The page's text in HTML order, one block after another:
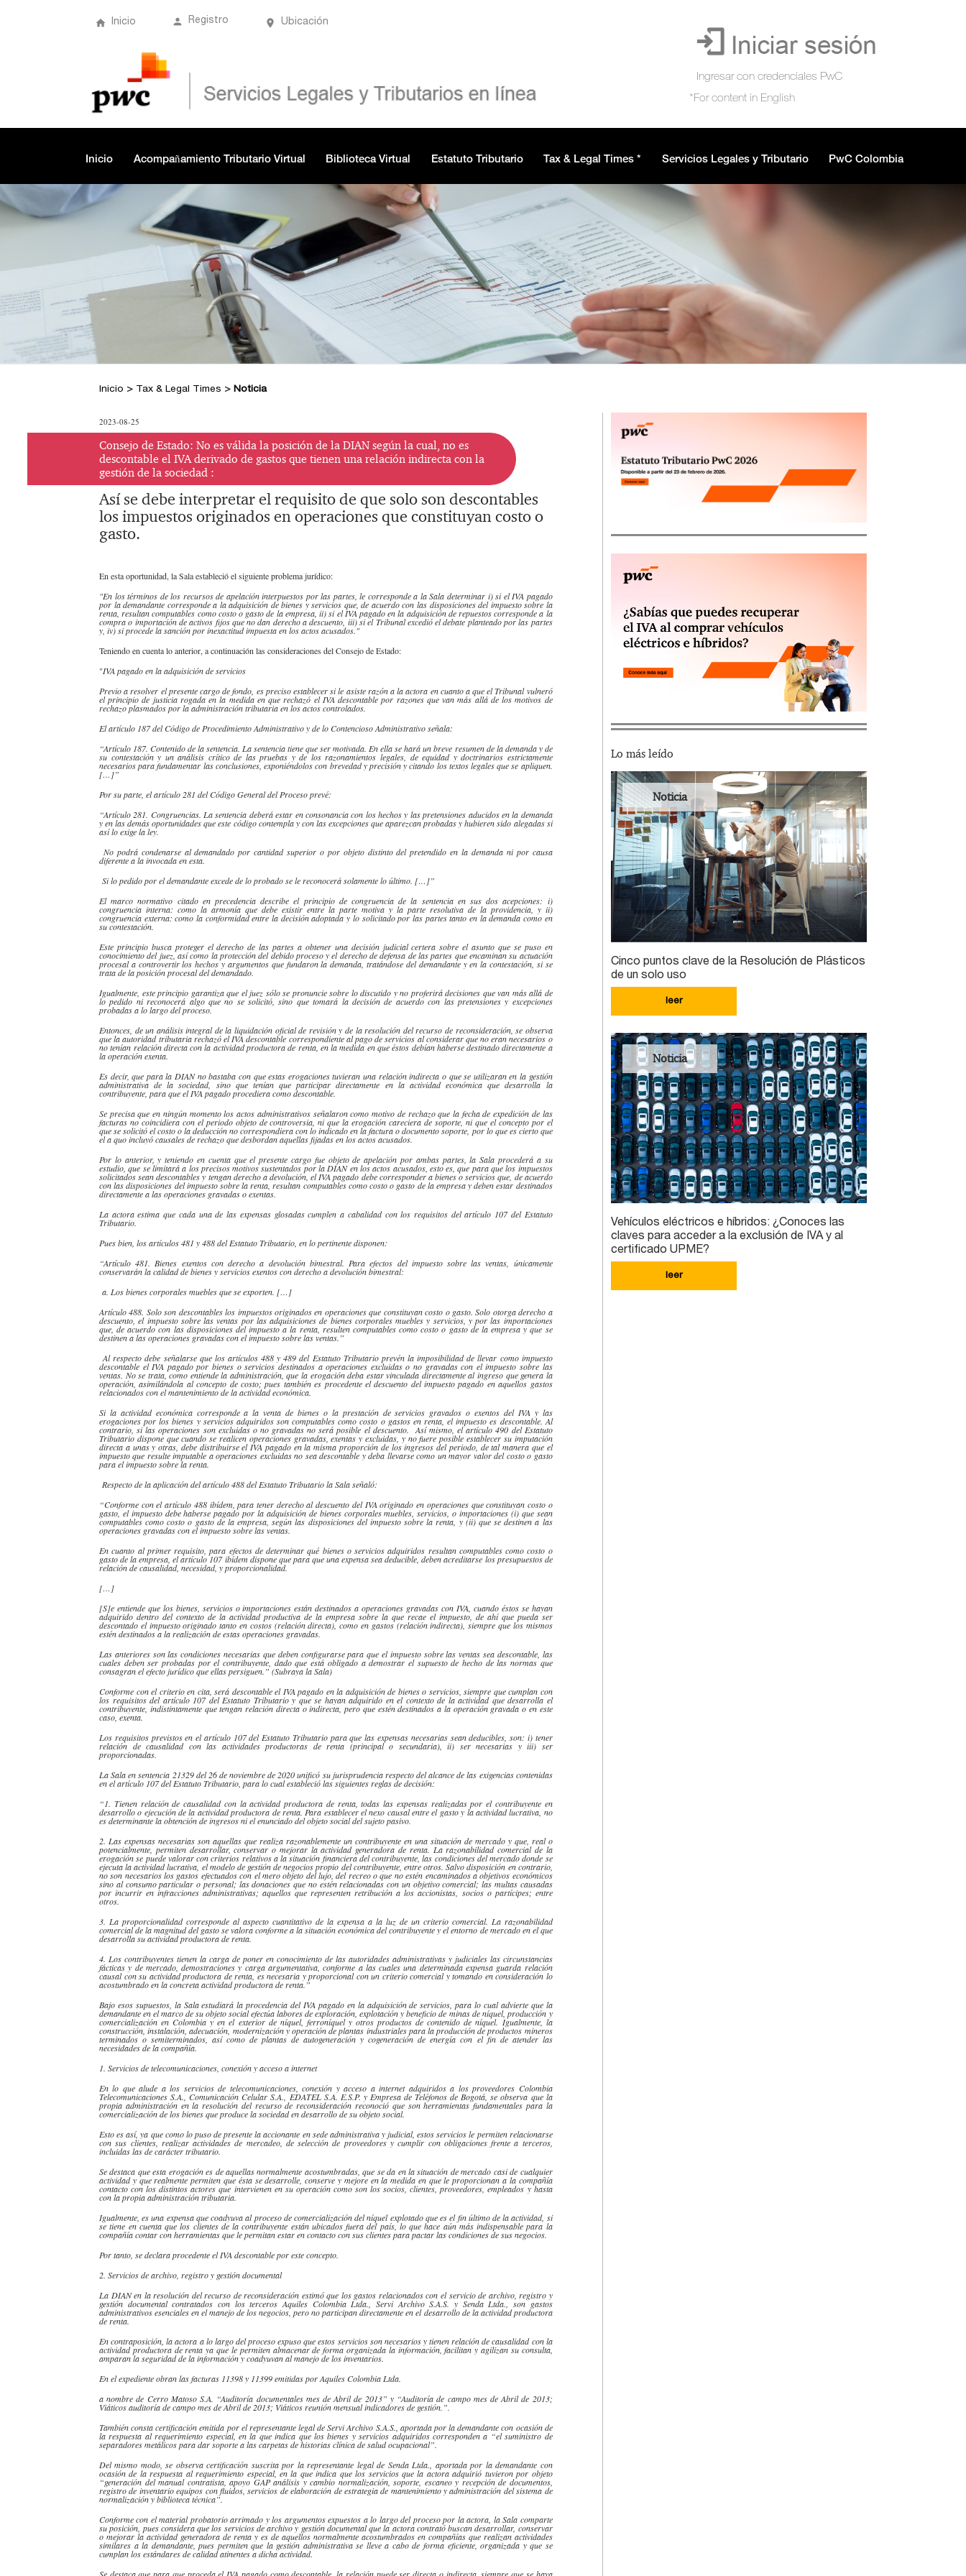
Inicio Registro Ubicación
Inicio Acompañamiento Tributario Virtual Biblioteca Virtual Estatuto Tributario Tax & Legal Times * Servicios Legales y Tributario PwC Colombia
Inicio > Tax & Legal Times > Noticia
2023-08-25
Consejo de Estado: No es válida la posición de la DIAN según la cual, no es
descontable el IVA derivado de gastos que tienen una relación indirecta con la
gestión de la sociedad :
Así se debe interpretar el requisito de que solo son descontables
los impuestos originados en operaciones que constituyan costo o
gasto.
​En esta oportunidad, la Sala estableció el siguiente problema jurídico:
"En los términos de los recursos de apelación interpuestos por las partes, le corresponde a la Sala determinar i) si el IVA pagado
por la demandante corresponde a la adquisición de bienes y servicios que, de acuerdo con las disposiciones del impuesto sobre la
renta, resultan computables como costo o gasto de la empresa, ii) si el IVA pagado en la adquisición de repuestos corresponde a la
compra o importación de activos fijos que no dan derecho a descuento, iii) si el Tribunal excedió el debate planteado por las partes
y, iv) si procede la sanción por inexactitud impuesta en los actos acusados."
Teniendo en cuenta lo anterior, a continuación las consideraciones del Consejo de Estado:
"IVA pagado en la adquisición de servicios
Previo a resolver el presente cargo de fondo, es preciso establecer si le asiste razón a laactora en cuanto a que el Tribunal vulneró
el principio de justicia rogada en la medida en que rechazó el IVAdescontable por razones que van más allá de los motivos de
rechazo plasmados por la administración tributaria en los actos controlados.
El artículo 187 del Código de Procedimiento Administrativo y de lo Contencioso Administrativo señala:
“Artículo 187. Contenido de la sentencia. La sentencia tiene que ser motivada. En ella se hará un breve resumen de la demanda y de
su contestación y un análisis crítico de las pruebas y de los razonamientos legales, de equidad y doctrinarios estrictamente
necesarios para fundamentar las conclusiones, exponiéndolos con brevedad y precisión y citando los textos legales que se apliquen.
[…]”
Por su parte, el artículo 281 del Código General del Proceso prevé:
“Artículo 281. Congruencias. La sentencia deberá estar en consonancia con los hechos y las pretensiones aducidos en la demanda
y en las demás oportunidades que este código contempla y con las excepciones que aparezcan probadas y hubieren sido alegadas si
así lo exige la ley.
No podrá condenarse al demandado por cantidad superior o por objeto distinto del pretendido en la demanda ni por causa
diferente a la invocada en esta.
Si lo pedido por el demandante excede de lo probado se le reconocerá solamente lo último. […]”
El marco normativo citado en precedencia describe el principio de congruencia de la sentencia en sus dos acepciones: i)
congruencia interna: como la armonía que debe existir entre la parte motiva y la parte resolutiva de la providencia, y ii)
congruencia externa: como la conformidad entre la decisión adoptada y lo solicitado por las partes tanto en la demanda como en
su contestación.
Este principio busca proteger el derecho de las partes a obtener una decisión judicial certera sobre el asunto que se puso en
conocimiento del juez, así como la protección del debido proceso y el derecho de defensa de las partes que encaminan su actuación
procesal a controvertir los hechos y argumentos que fundaron la demanda, tratándose del demandante y en la contestación, si se
trata de la posición procesal del demandado.
Igualmente, este principio garantiza que el juez sólo se pronuncie sobre lo discutido y no proferirá decisiones que van más allá de
lo pedido ni reconocerá algo que no se solicitó, sino que tomará la decisión de acuerdo con las pretensiones y excepciones
probadas a lo largo del proceso.
Entonces, de un análisis integral de la liquidación oficial de revisión y de la resolución del recurso de reconsideración, se observa
que la autoridad tributaria rechazó el IVAdescontable correspondiente al pago de servicios al considerar que no eran necesarios o
no tenían relación directa con la actividad productora de renta, en la medida en que éstos debían haberse destinado directamente a
la operación exenta.
Es decir, que para la DIANno bastaba con que estas erogacionestuvieran una relación indirecta o que se utilizaran en la gestión
administrativa de la sociedad, sino que tenían que participar directamente en la actividad económica que desarrolla la
contribuyente, para que el IVA pagado procediera comodescontable.
Se precisa que en ningún momento los actos administrativos señalaron como motivo de rechazo que la fecha de expedición de las
facturas no coincidiera con el periodo objeto de controversia, ni que laerogación careciera de soporte, ni que el concepto por el
que se solicitó el costo o la deducción no correspondiera con lo indicado en la factura o documento soporte, por lo que es cierto que
el a quo incluyó causales de rechazo que desbordan aquellas fijadas en los actos acusados.
Por lo anterior, y teniendo en cuenta que el presente cargo fue objeto de apelación por ambas partes, la Sala procederá a su
estudio, que se limitará a los precisos motivos sustentados por la DIANen los actos acusados, esto es, que para que los impuestos
solicitados seandescontablesy tengan derecho a devolución, el IVA pagado debe corresponder a bienes o servicios que, de acuerdo
con las disposiciones del impuesto sobre la renta, resultan computables como costo o gasto de la empresa y deben estar destinados
directamente a las operaciones gravadas o exentas.
La actoraestima que cada una de las expensas glosadas cumplen a cabalidadcon los requisitos del artículo 107 del Estatuto
Tributario.
Pues bien, los artículos 481 y 488 del Estatuto Tributario, en lo pertinente disponen:
“Artículo 481. Bienes exentos con derecho a devolución bimestral. Para efectos del impuesto sobre las ventas, únicamente
conservarán la calidad de bienes y servicios exentos con derecho a devolución bimestral:
a. Los bienes corporales muebles que se exporten. […]
Artículo 488. Solo son descontableslos impuestos originados en operaciones que constituyan costo o gasto. Solo otorga derecho a
descuento, el impuesto sobre las ventas por las adquisiciones de bienes corporales muebles y servicios, y por las importaciones
que, de acuerdo con las disposiciones del impuesto a la renta, resulten computables como costo o gasto de la empresa y que se
destinen a las operaciones gravadas con el impuesto sobre las ventas.”
Al respecto debe señalarse que los artículos 488 y 489 del Estatuto Tributario prevén la imposibilidad de llevar como impuesto
descontable el IVA pagado por bienes o servicios destinados a operaciones excluidas o no gravadas con el impuesto sobre las
ventas. No se trata, como entiende la administración, que la erogacióndeba estar vinculada directamente al ingreso que genera la
operación, asimilándola al concepto de costo; pues también es procedente el descuento del impuesto pagado en aquellos gastos
relacionados con el mantenimiento de la actividad económica.
Si la actividad económica corresponde a la venta de bienes o la prestación de servicios gravados o exentos del IVA y las
erogaciones por los bienes y servicios adquiridos son computables como costo o gastos en renta, el impuesto es descontable. Al
contrario, si las operaciones son excluidas o no gravadas no será posible el descuento. Así mismo, el artículo 490 del Estatuto
Tributario dispone que cuando se realicen operaciones gravadas, exentas y excluidas, y no fuere posible establecer su imputación
directa a unas y otras, debe distribuirse el IVA pagado en la misma proporción de los ingresos del periodo, de tal manera que el
impuesto que resulte imputable a operaciones excluidas no seadescontable y deba llevarse como un mayor valor del costo o gasto
para el impuesto sobre la renta.
Respecto de la aplicación del artículo 488 del Estatuto Tributario la Sala señaló:
“Conforme con el artículo 488 ibídem, para tener derecho al descuento del IVA originado en operaciones que constituyan costo o
gasto, el impuesto debe haberse pagado por la adquisición de bienes corporales muebles, servicios, o importaciones (i) que sean
computables como costo o gasto de la empresa, según las disposiciones del impuesto sobre la renta, y (ii) que se destinen a las
operaciones gravadas con el impuesto sobre las ventas.
En cuanto al primer requisito, para efectos de determinar qué bienes o servicios adquiridos resultan computables como costo o
gasto de la empresa, el artículo 107ibídemdispone que para que unaexpensasea deducible, deben acreditarse los presupuestos de
relación de causalidad, necesidad, y proporcionalidad.
[…]
[S]e entiende que los bienes, servicios o importaciones están destinados a operaciones gravadas con IVA, cuando éstos se hayan
adquirido dentro del contexto de la actividad productiva de la empresa sobre la que recae el impuesto, de ahí que pueda ser
descontado el impuesto originado tanto en costos (relación directa), como en gastos (relación indirecta), siempre que los mismos
estén destinados a la realización de estas operaciones gravadas.
Las anteriores son las condiciones necesarias que deben configurarse para que el impuesto sobre las ventas sea descontable, las
cuales deben ser probadas por el contribuyente, dado que está obligado a demostrar el supuesto de hecho de las normas que
consagran el efecto jurídico que ellas persiguen.” (Subraya la Sala)
Conforme con el criterio en cita, será descontableel IVA pagado en la adquisición de bienes o servicios, siempre que cumplan con
los requisitos del artículo 107 del Estatuto Tributario y que se hayan adquirido en el contexto de la actividad que desarrolla el
contribuyente, indistintamente que tengan relación directa o indirecta, pero que estén destinados a la operación gravada o en este
caso, exenta.
Los requisitos previstos en el artículo 107 del Estatuto Tributario para que las expensas necesarias sean deducibles, son: i) tener
relación de causalidad con las actividades productoras de renta (principal o secundaria), ii) ser necesarias y iii) ser
proporcionadas.
La Sala en sentencia 21329 del 26 de noviembre de 2020 unificó su jurisprudencia respecto del alcance de las exigencias contenidas
en el artículo 107 del Estatuto Tributario, para lo cual estableció las siguientes reglas de decisión:
“1. Tienen relación de causalidad con la actividad productora de renta, todas las expensas realizadas por el contribuyente en
desarrollo o ejecución de la actividad productora de renta. Para establecer el nexo causal entre el gasto y la actividad lucrativa, no
es determinante la obtención de ingresos ni el enunciado del objeto social del sujeto pasivo.
2. Las expensas necesarias son aquellas que realiza razonablemente un contribuyente en una situación de mercado y que, real o
potencialmente, permiten desarrollar, conservar o mejorar la actividad generadora de renta. Larazonabilidadcomercial de la
erogaciónse puede valorar con criterios relativos a la situación financiera del contribuyente, las condiciones del mercado donde se
ejecuta la actividad lucrativa, el modelo de gestión de negocios propio del contribuyente, entre otros. Salvo disposición en contrario,
no son necesarios los gastos efectuados con el mero objeto del lujo, del recreo o que no estén encaminados a objetivos económicos
sino al consumo particular o personal; las donaciones que no estén relacionadas con un objetivo comercial; las multas causadas
por incurrir en infracciones administrativas; aquellos que representen retribución a los accionistas, socios o partícipes; entre
otros.
3. La proporcionalidad corresponde al aspecto cuantitativo de la expensaa la luz de un criterio comercial. La razonabilidad
comercial de la magnitud del gasto se valora conforme a la situación económica del contribuyente y el entorno de mercado en el que
desarrolla su actividad productora de renta.
4. Los contribuyentes tienen la carga de poner en conocimiento de las autoridades administrativas y judiciales las circunstancias
fácticas y de mercado, demostraciones y carga argumentativa, conforme a las cuales una determinadaexpensa guarda relación
causal con su actividad productora de renta, es necesaria y proporcional con un criterio comercial y tomando en consideración lo
acostumbrado en la concreta actividad productora de renta.”
Bajo esos supuestos, la Sala estudiará la procedencia del IVA pagado en la adquisición de servicios, para lo cual advierte que la
demandante en el marco de su objeto social efectúa labores de exploración, explotación y beneficio de minas de níquel, producción y
comercialización en Colombia y en el exterior de níquel, ferroníquely otros productos de contenido de níquel. Igualmente, la
construcción, instalación, adecuación, modernización y operación de plantas industriales para la producción de productos mineros
terminados osemiterminados , así como de plantas deautogeneración y cogeneración de energía con el fin de atender las
necesidades de la compañía.
1. Servicios de telecomunicaciones, conexión y acceso a internet
En lo que alude a los servicios de telecomunicaciones, conexión y acceso a internet adquiridos a los proveedores Colombia
Telecomunicaciones S.A., Comunicación Celular S.A., EDATELS.A. E.S.P. y Empresa de Teléfonos de Bogotá , se observa que la
propia administración en la resolución del recurso dereconsideración reconoció que son herramientas fundamentales para la
comercialización de los bienes que produce la sociedad en desarrollo de su objeto social.
Esto es así, ya que como lo puso de presente laaccionante en sede administrativa y judicial, estos servicios le permiten relacionarse
con sus clientes, realizar actividades de mercadeo, de selección de proveedores y cumplir con obligaciones frente a terceros,
incluidas las de carácter tributario.
Se destaca que esta erogaciónes de aquellas normalmente acostumbradas, que se da en la situación de mercado casi de cualquier
actividad y que realmente permiten que ésta se desarrolle, conserve y mejore en la medida en que le proporcionan a la compañía
contacto con los distintos actores que intervienen en su operación como son los socios, clientes, proveedores, empleados y hasta
con la propia administración tributaria.
Igualmente, es una expensaque coadyuva al proceso de comercialización del níquel explotado que es el fin último de la actividad, si
se tiene en cuenta que los clientes de la contribuyente están ubicados fuera del país, lo que hace aún más indispensable para la
compañía contar con herramientas que le permitan estar en contacto con sus clientes para pactar las condiciones de sus negocios.
Por tanto, se declara procedente el IVA descontablepor este concepto.
2. Servicios de archivo, registro y gestión documental
La DIANen la resolución del recurso dereconsideración estimó que los gastos relacionados con el servicio de archivo, registro y
gestión documental contratados con los terceros Aquiles Colombia Ltda., ServiArchivo S.A.S. y Senda Ltda., son gastos
administrativos esenciales en el manejo de los negocios, pero no participan directamente en el desarrollo de la actividad productora
de renta.
En contraposición, laactora a lo largo del proceso expuso que estos servicios son necesarios y tienen relación de causalidad con la
actividad productora de renta ya que le permiten almacenar de forma organizada la información, facilitan y agilizan su consulta,
amparan la seguridad de la información y coadyuvan al manejo de los inventarios.
En el expediente obran las facturas 11398 y 11399 emitidas porAquilesColombia Ltda.
a nombre de Cerro MatosoS.A. “Auditoría documentales mes de Abril de 2013” y “Auditoría de campo mes de Abril de 2013;
Viáticos auditoría de campo mes de Abril de 2013; Viáticos reunión mensual indicadores de gestión.”.
También consta certificación emitida por el representante legal deServiArchivo S.A.S., aportada por la demandante con ocasión de
la respuesta al requerimiento especial, en la que indica que los bienes y servicios adquiridos corresponden a “el suministro de
separadores metálicos para dar soporte a las carpetas de historias clínica de salud ocupacional”.
Del mismo modo, se observa certificación suscrita por la representante legal de Senda Ltda., aportada por la demandante con
ocasión de la respuesta al requerimiento especial, en la que indica que los servicios que la actoraadquirió tuvieron por objeto
“generación del manual contratista, apoyo GAP análisis y cambio normalización, soporte, escaneo y recepción de documentos,
registro de inventario equipos con fluidos, servicios de elaboración de estrategia de mantenimiento y administración del sistema de
normalización y biblioteca técnica”.
Conforme con el material probatorio arrimado y los argumentos expuestos a lo largo del proceso por laactora , la Sala comparte
su posición, pues considera que los servicios de archivo y gestión documental que laactoracontrató buscan desarrollar, conservar
o mejorar la actividad generadora de renta y es de aquellos normalmente acostumbrados en compañías que realizan actividades
similares a la demandante, pues permiten que la gestión administrativa se lleve a cabo de forma eficiente, organizada y que se
cumplan los estándares de calidad atinentes a dicha actividad.
Lo más leído
Noticia
Cinco puntos clave de la Resolución de Plásticos
de un solo uso
leer
Noticia
Vehículos eléctricos e híbridos: ¿Conoces las
claves para acceder a la exclusión de IVA y al
certificado UPME?
leer